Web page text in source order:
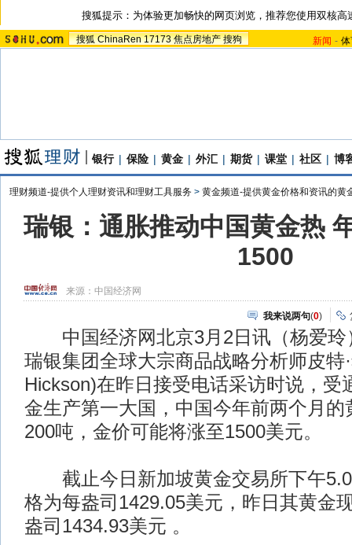
搜狐提示：为体验更加畅快的网页浏览，推荐您使用双核高
搜狐 ChinaRen 17173 焦点房地产 搜狗 新闻 -
银行 | 保险 | 黄金 | 外汇 | 期货 | 课堂 | 社区 | 博
理财频道-提供个人理财资讯和理财工具服务 > 黄金频道-提供黄金价格和资讯的黄
瑞银：通胀推动中国黄金热
1500
来源：中国经济网
我来说两句(0)
中国经济网北京3月2日讯（杨爱玲
瑞银集团全球大宗商品战略分析师皮特
Hickson)在昨日接受电话采访时说，受
金生产第一大国，中国今年前两个月的
200吨，金价可能将涨至1500美元。
截止今日新加坡黄金交易所下午
格为每盎司1429.05美元，昨日其黄金
盎司1434.93美元 。